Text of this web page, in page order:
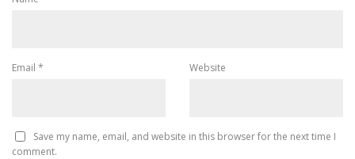
Email * Website
Save my name, email, and website in this browser for the next time I
comment.